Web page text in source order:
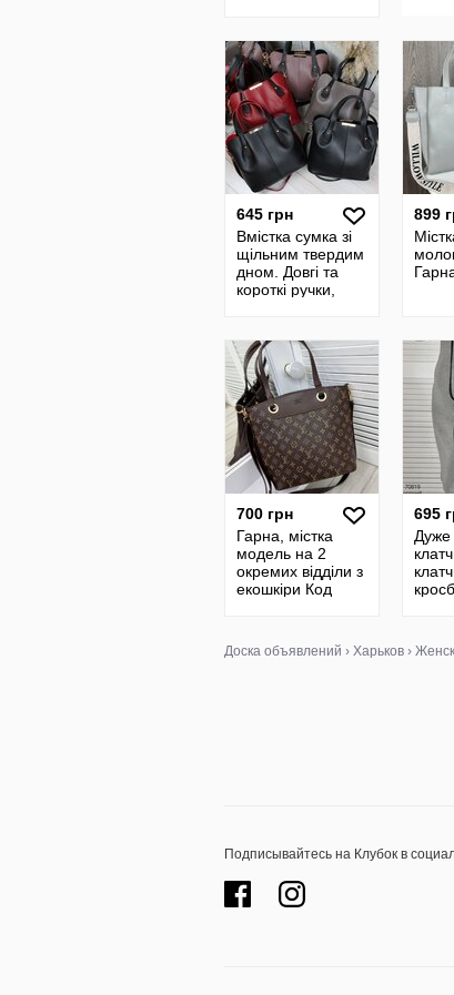
мішок, шопер
645 грн
Вмістка сумка зі
щільним твердим
дном. Довгі та
короткі ручки,
899
700 грн
Гарна, містка
модель на 2
окремих відділи з
екошкіри Код
695
Дуже
Доска объявлений › Харьков ›
Подписывайтесь на Клубок в